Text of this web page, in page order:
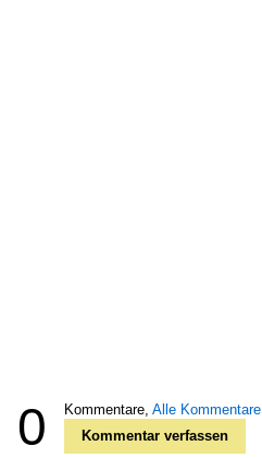
0 Kommentare, Alle Kommentare
Kommentar verfassen